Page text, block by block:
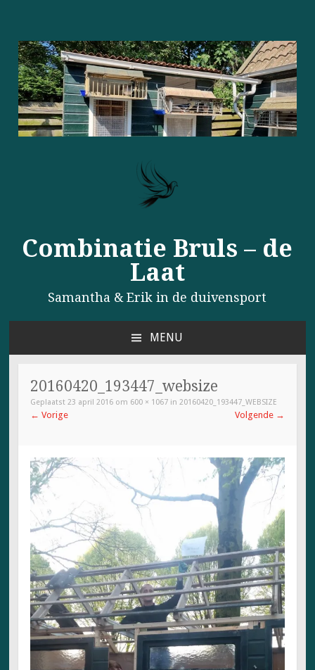
Combinatie Bruls – de
Laat
Samantha & Erik in de duivensport
MENU
INHOUD
SPRINGEN
20160420_193447_websize
Geplaatst23 april 2016 om 600 × 1067 in20160420_193447_WEBSIZE
← Vorige Volgende →